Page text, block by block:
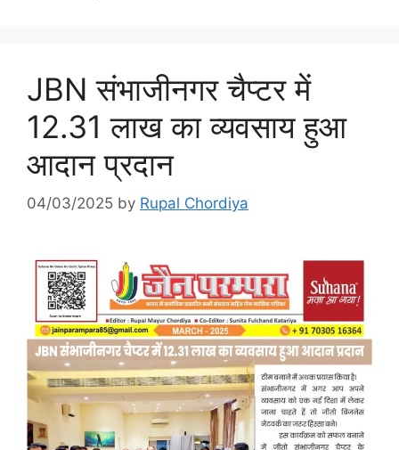
JBN संभाजीनगर चैप्टर में
12.31 लाख का व्यवसाय हुआ
आदान प्रदान
04/03/2025 by Rupal Chordiya